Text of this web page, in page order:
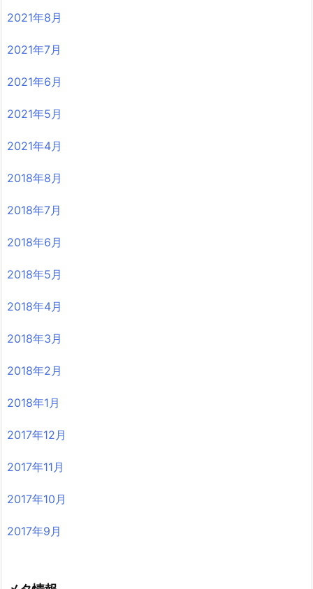
2021年8月
2021年7月
2021年6月
2021年5月
2021年4月
2018年8月
2018年7月
2018年6月
2018年5月
2018年4月
2018年3月
2018年2月
2018年1月
2017年12月
2017年11月
2017年10月
2017年9月